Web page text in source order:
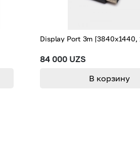
84 000 UZS
Display Port 3m [3840x1440,
В корзину